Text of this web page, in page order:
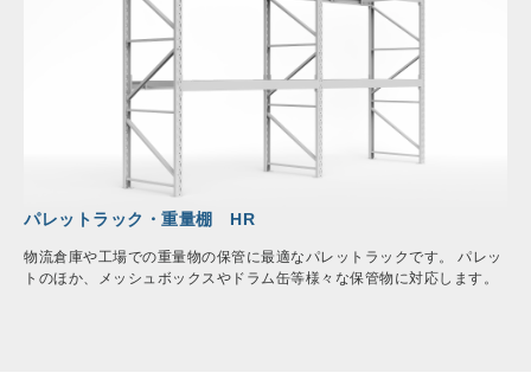
パレットラック・重量棚 HR
物流倉庫や工場での重量物の保管に最適なパレットラックです。 パレッ
トのほか、メッシュボックスやドラム缶等様々な保管物に対応します。